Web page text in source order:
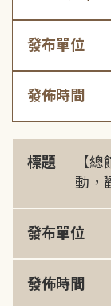
發布單位
發佈時間
標題
【
動，
發布單位
發佈時間